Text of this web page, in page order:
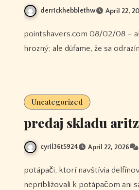
derrickhebblethw April 22,
pointshavers.com 08/02/08 – ako sme sľúbili, dnes rozdáme ďalšiu bezplatnú hru pre 8 tímov! včerajšok bol
hrozný; ale dúfame, že sa
Uncategorized
predaj skladu
cyril36t5924 April 22, 2026
potápači, ktorí navštívia delfínový útes, majú možnosť priblížiť sa k delfínom iným spôsobom. tieto delfíny by sa
nepribližovali k potápačom ani